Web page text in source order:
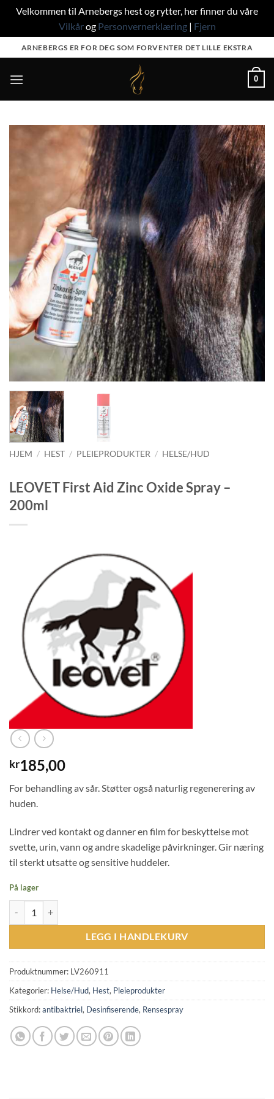
Velkommen til Arnebergs hest og rytter, her finner du våre
Vilkårog Personvernerklæring| Fjern
to
content
ARNEBERGS ER FOR DEG SOM FORVENTER DET LILLE EKSTRA
0
HJEM / HEST / PLEIEPRODUKTER / HELSE/HUD
LEOVET First Aid Zinc Oxide Spray –
200ml
kr185,00
For behandling av sår. Støtter også naturlig regenerering av
huden.
Lindrer ved kontakt og danner en film for beskyttelse mot
svette, urin, vann og andre skadelige påvirkninger. Gir næring
til sterkt utsatte og sensitive huddeler.
På lager
LEGG I HANDLEKURV
Produktnummer: LV260911
Kategorier: Helse/Hud, Hest, Pleieprodukter
Stikkord:antibaktriel, Desinfiserende, Rensespray